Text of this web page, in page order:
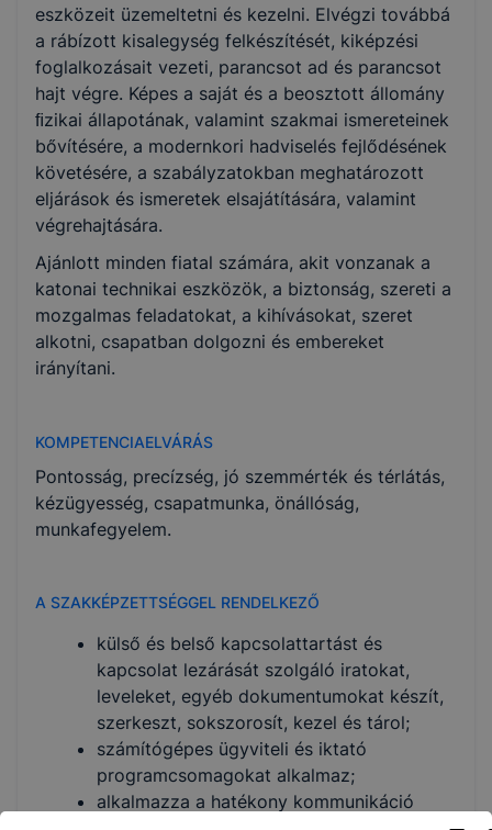
KKK/PTT
KKK letöltése (pdf)
PTT letöltése (pdf)
Okleveles technikusképzés
Nem
eszközeit üzemeltetni és kezelni. Elvégzi továbbá
a rábízott kisalegység felkészítését, kiképzési
foglalkozásait vezeti, parancsot ad és parancsot
hajt végre. Képes a saját és a beosztott állomány
ﬁzikai állapotának, valamint szakmai ismereteinek
bővítésére, a modernkori hadviselés fejlődésének
követésére, a szabályzatokban meghatározott
eljárások és ismeretek elsajátítására, valamint
végrehajtására.
Ajánlott minden fiatal számára, akit vonzanak a
katonai technikai eszközök, a biztonság, szereti a
mozgalmas feladatokat, a kihívásokat, szeret
alkotni, csapatban dolgozni és embereket
irányítani.
KOMPETENCIAELVÁRÁS
Pontosság, precízség, jó szemmérték és térlátás,
kézügyesség, csapatmunka, önállóság,
munkafegyelem.
A SZAKKÉPZETTSÉGGEL RENDELKEZŐ
külső és belső kapcsolattartást és
kapcsolat lezárását szolgáló iratokat,
leveleket, egyéb dokumentumokat készít,
szerkeszt, sokszorosít, kezel és tárol;
számítógépes ügyviteli és iktató
programcsomagokat alkalmaz;
alkalmazza a hatékony kommunikáció